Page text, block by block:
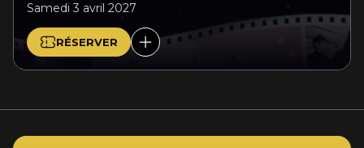
Samedi 3 avril 2027
RÉSERVER